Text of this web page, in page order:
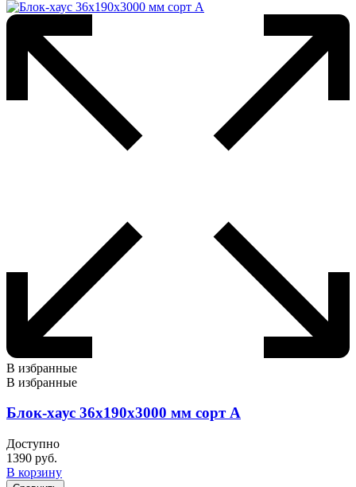
В избранные
В избранные
Блок-хаус 36х190х3000 мм сорт А
Доступно
1390 руб.
В корзину